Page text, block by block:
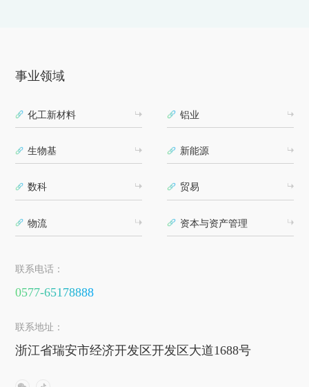
事业领域
化工新材料 铝业
生物基 新能源
数科 贸易
物流 资本与资产管理
联系电话：
0577-65178888
联系地址：
浙江省瑞安市经济开发区开发区大道1688号